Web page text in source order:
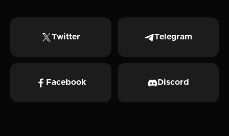
Twitter Telegram
Facebook Discord